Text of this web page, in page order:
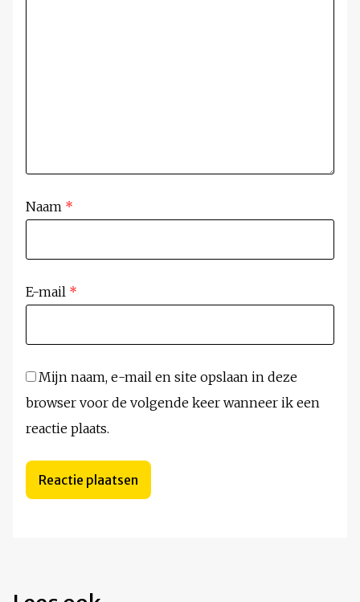
Naam *
E-mail *
Mijn naam, e-mail en site opslaan in deze
browser voor de volgende keer wanneer ik een
reactie plaats.